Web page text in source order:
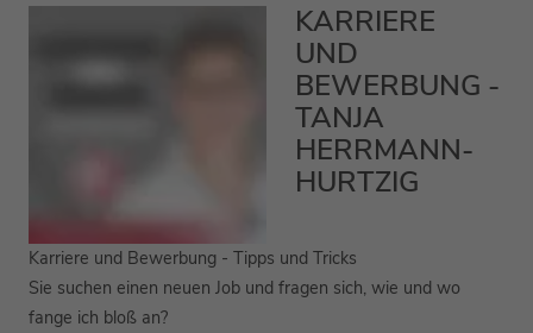
KARRIERE
UND
BEWERBUNG -
TANJA
HERRMANN-
HURTZIG
Karriere und Bewerbung - Tipps und Tricks
Sie suchen einen neuen Job und fragen sich, wie und wo
fange ich bloß an?